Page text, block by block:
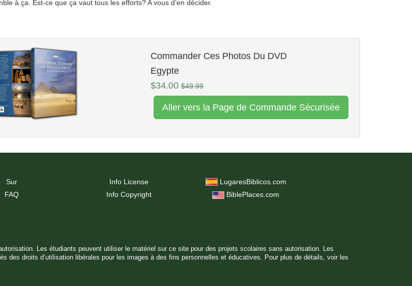
à ça. Est-ce que ça vaut tous les efforts? A vous d’en décider.
Commander Ces Photos Du DVD
Egypte
$34.00$49.99
Aller vers la Page de Commande Sécurisée
Sur
FAQ
Info License
Info Copyright
LugaresBiblicos.com
BiblePlaces.com
Les étudiants peuvent utiliser le matériel sur ce site pour des projets scolaires sans autorisation. Les
des droits d’utilisation libérales pour les images à des fins personnelles et éducatives. Pour plus de détails, voir les